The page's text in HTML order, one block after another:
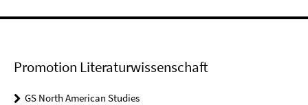
Promotion Literaturwissenschaft
GS North American Studies